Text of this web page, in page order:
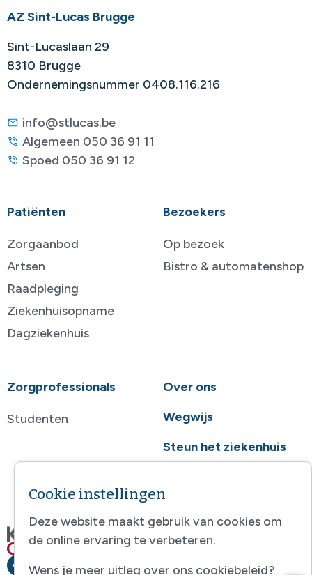
AZ Sint-Lucas Brugge
Sint-Lucaslaan 29
8310 Brugge
Ondernemingsnummer 0408.116.216
info@stlucas.be
Algemeen 050 36 91 11
Spoed 050 36 91 12
Patiënten
Zorgaanbod
Artsen
Raadpleging
Ziekenhuisopname
Dagziekenhuis
Bezoekers
Op bezoek
Bistro & automatenshop
Zorgprofessionals
Studenten
Over ons
Wegwijs
Steun het ziekenhuis
Cookie instellingen
Deze website maakt gebruik van cookies om
de online ervaring te verbeteren.
Wens je meer uitleg over ons cookiebeleid?